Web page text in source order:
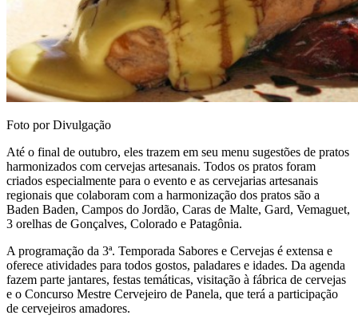
Foto por Divulgação
Até o final de outubro, eles trazem em seu menu sugestões de pratos
harmonizados com cervejas artesanais. Todos os pratos foram
criados especialmente para o evento e as cervejarias artesanais
regionais que colaboram com a harmonização dos pratos são a
Baden Baden, Campos do Jordão, Caras de Malte, Gard, Vemaguet,
3 orelhas de Gonçalves, Colorado e Patagônia.
A programação da 3ª. Temporada Sabores e Cervejas é extensa e
oferece atividades para todos gostos, paladares e idades. Da agenda
fazem parte jantares, festas temáticas, visitação à fábrica de cervejas
e o Concurso Mestre Cervejeiro de Panela, que terá a participação
de cervejeiros amadores.